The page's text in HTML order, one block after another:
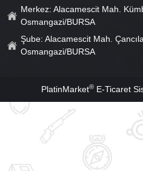
Merkez: Alacamescit Mah.
Osmangazi/BURSA
Şube: Alacamescit Mah.
Osmangazi/BURSA
PlatinMarket®E-Ticaret